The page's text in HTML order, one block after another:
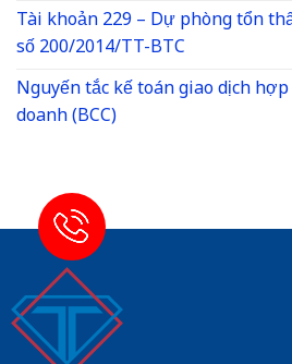
Tài khoản 229 – Dự phòng tổn
số 200/2014/TT-BTC
Nguyến tắc kế toán giao dịch
doanh (BCC)